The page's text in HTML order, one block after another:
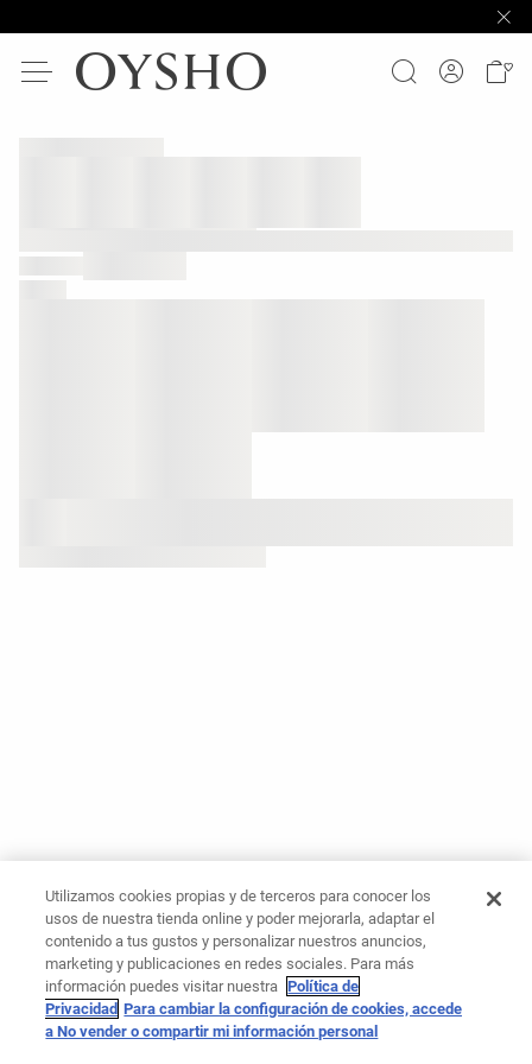
Utilizamos cookies propias y de terceros para conocer los
usos de nuestra tienda online y poder mejorarla, adaptar el
contenido a tus gustos y personalizar nuestros anuncios,
marketing y publicaciones en redes sociales. Para más
información puedes visitar nuestra Política de
Privacidad Para cambiar la configuración de cookies, accede
a No vender o compartir mi información personal